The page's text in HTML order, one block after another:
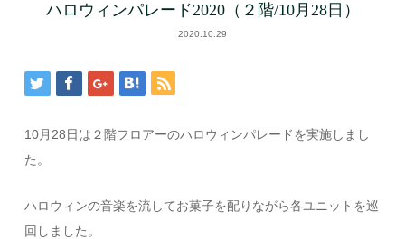
ハロウィンパレード2020（２階/10月28日）
2020.10.29
10月28日は２階フロアーのハロウィンパレードを実施しまし
た。
ハロウィンの音楽を流してお菓子を配りながら各ユニットを巡
回しました。